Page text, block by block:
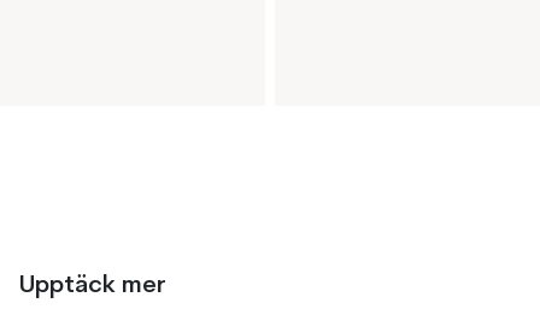
Upptäck mer